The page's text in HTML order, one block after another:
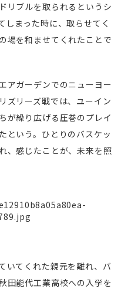
リブルを取られるというシ
しまった時に、取らせてく
場を和ませてくれたことで
アガーデンでのニューヨー
ズリーズ戦では、ユーイン
が繰り広げる圧巻のプレイ
という。ひとりのバスケッ
、感じたことが、未来を照
いてくれた親元を離れ、バ
田能代工業高校への入学を